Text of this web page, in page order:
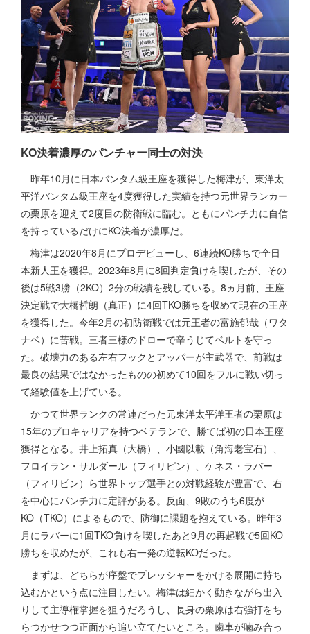
KO決着濃厚のパンチャー同士の対決
昨年10月に日本バンタム級王座を獲得した梅津が、東洋太
平洋バンタム級王座を4度獲得した実績を持つ元世界ランカー
の栗原を迎えて2度目の防衛戦に臨む。ともにパンチ力に自信
を持っているだけにKO決着が濃厚だ。
梅津は2020年8月にプロデビューし、6連続KO勝ちで全日
本新人王を獲得。2023年8月に8回判定負けを喫したが、その
後は5戦3勝（2KO）2分の戦績を残している。8ヵ月前、王座
決定戦で大橋哲朗（真正）に4回TKO勝ちを収めて現在の王座
を獲得した。今年2月の初防衛戦では元王者の富施郁哉（ワタ
ナベ）に苦戦。三者三様のドローで辛うじてベルトを守っ
た。破壊力のある左右フックとアッパーが主武器で、前戦は
最良の結果ではなかったものの初めて10回をフルに戦い切っ
て経験値を上げている。
かつて世界ランクの常連だった元東洋太平洋王者の栗原は
15年のプロキャリアを持つベテランで、勝てば初の日本王座
獲得となる。井上拓真（大橋）、小國以載（角海老宝石）、
フロイラン・サルダール（フィリピン）、ケネス・ラバー
（フィリピン）ら世界トップ選手との対戦経験が豊富で、右
を中心にパンチ力に定評がある。反面、9敗のうち6度が
KO（TKO）によるもので、防御に課題を抱えている。昨年3
月にラバーに1回TKO負けを喫したあと9月の再起戦で5回KO
勝ちを収めたが、これも右一発の逆転KOだった。
まずは、どちらが序盤でプレッシャーをかける展開に持ち
込むかという点に注目したい。梅津は細かく動きながら出入
りして主導権掌握を狙うだろうし、長身の栗原は右強打をち
らつかせつつ正面から追い立てたいところ。歯車が噛み合っ